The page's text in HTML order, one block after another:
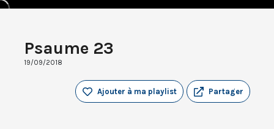
Psaume 23
19/09/2018
Partager
Ajouter à ma playlist